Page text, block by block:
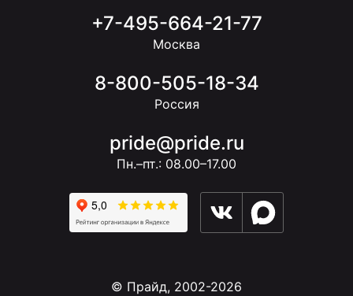
+7-495-664-21-77
Москва
8-800-505-18-34
Россия
pride@pride.ru
Пн.–пт.: 08.00–17.00
© Прайд, 2002-2026